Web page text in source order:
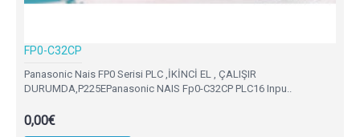
FP0-C32CP
Panasonic Nais FP0 Serisi PLC ,İKİNCİ EL , ÇALIŞIR
DURUMDA,P225EPanasonic NAIS Fp0-C32CP PLC16 Inpu..
0,00€